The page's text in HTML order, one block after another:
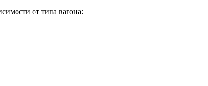
от типа вагона: